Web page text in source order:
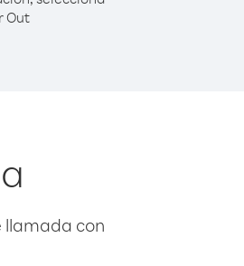
Out
llamada con